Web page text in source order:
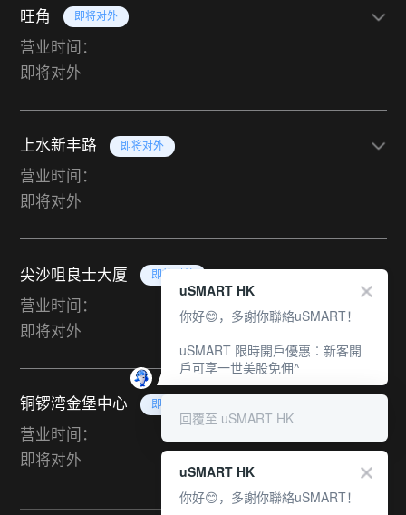
旺角 即将对外
营业时间：
即将对外
上水新丰路 即将对外
营业时间：
即将对外
尖沙咀良士大厦 即将对外
营业时间：
即将对外
铜锣湾金堡中心 即将对外
营业时间：
即将对外
uSMART HK
你好😊，多謝你聯絡uSMART！
uSMART 限時開戶優惠︰新客開
戶可享一世美股免佣^
回覆至 uSMART HK
uSMART HK
你好😊，多謝你聯絡uSMART！